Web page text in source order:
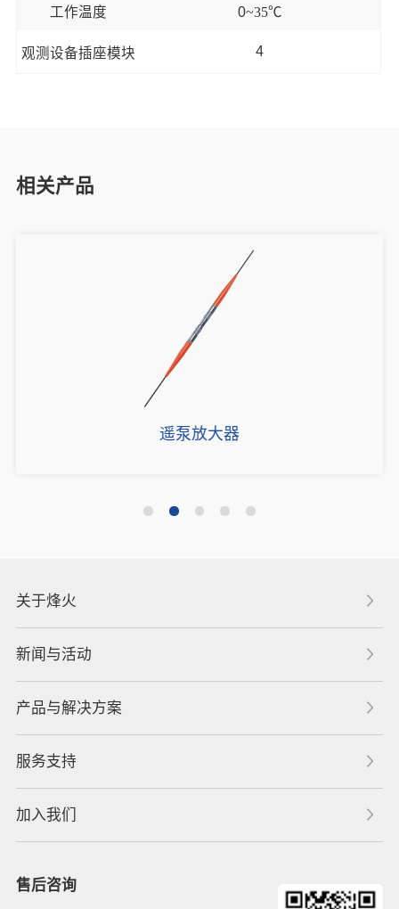
工作温度 0~35℃
观测设备插座模块 4
相关产品
遥泵放大器
关于烽火
新闻与活动
产品与解决方案
服务支持
加入我们
售后咨询